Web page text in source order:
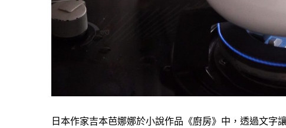
日本作家吉本芭娜娜於小說作品《廚房》中，透過文